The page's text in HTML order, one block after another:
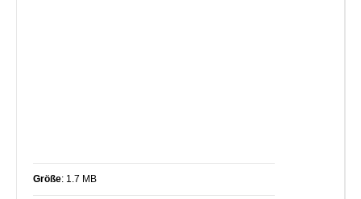
Größe: 1.7 MB